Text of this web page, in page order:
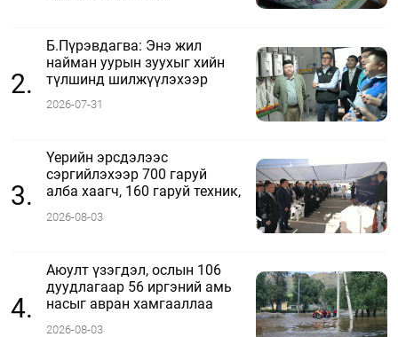
2.
Б.Пүрэвдагва: Энэ жил
найман уурын зуухыг хийн
түлшинд шилжүүлэхээр
ажиллаж байна
2026-07-31
3.
Үерийн эрсдэлээс
сэргийлэхээр 700 гаруй
алба хаагч, 160 гаруй техник,
ажиллаж байна
2026-08-03
4.
Аюулт үзэгдэл, ослын 106
дуудлагаар 56 иргэний амь
насыг авран хамгааллаа
2026-08-03